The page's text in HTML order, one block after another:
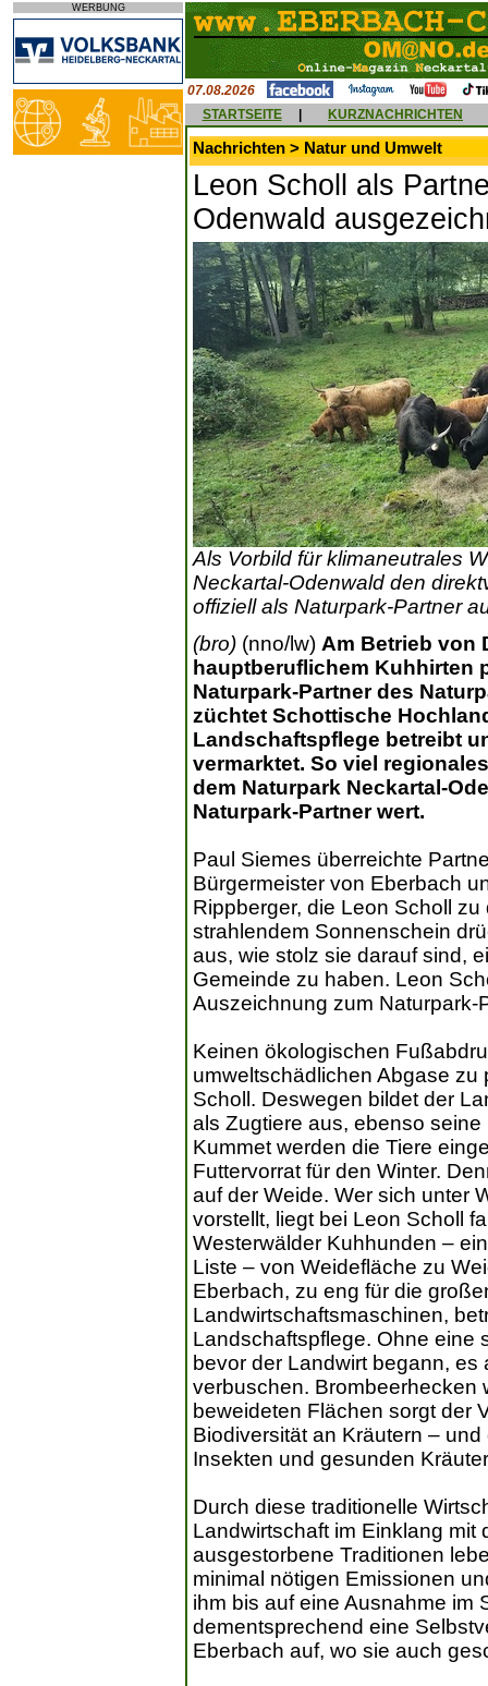
WERBUNG
07.08.2026
STARTSEITE
KURZNACHRICHTEN
Nachrichten > Natur und Umwelt
Leon Scholl als
Odenwald
Als Vorbild für klimaneutrales
Neckartal-Odenwald den
offiziell als Naturpark-Partner
(bro) (nno/lw) Am Betrieb von
hauptberuflichem Kuhhirten
Naturpark-Partner des
züchtet Schottische
Landschaftspflege betreibt
vermarktet. So viel
dem Naturpark Neckartal-
Naturpark-Partner wert.
Paul Siemes überreichte
Bürgermeister von Eberbach
Rippberger, die Leon Scholl
strahlendem Sonnenschein
aus, wie stolz sie darauf sind,
Gemeinde zu haben. Leon
Auszeichnung zum Naturpark-
Keinen ökologischen
umweltschädlichen Abgase
Scholl. Deswegen bildet der
als Zugtiere aus, ebenso
Kummet werden die Tiere
Futtervorrat für den Winter.
auf der Weide. Wer sich unter
vorstellt, liegt bei Leon Scholl
Westerwälder Kuhhunden –
Liste – von Weidefläche zu
Eberbach, zu eng für die
Landwirtschaftsmaschinen,
Landschaftspflege. Ohne eine
bevor der Landwirt begann,
verbuschen. Brombeerhecken
beweideten Flächen sorgt der
Biodiversität an Kräutern –
Insekten und gesunden
Durch diese traditionelle
Landwirtschaft im Einklang mit
ausgestorbene Traditionen
minimal nötigen Emissionen
ihm bis auf eine Ausnahme im
dementsprechend eine
Eberbach auf, wo sie auch